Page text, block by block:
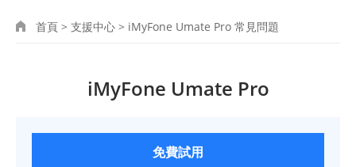
首頁 > 支援中心 > iMyFone Umate Pro 常見問題
iMyFone Umate Pro
免費試用